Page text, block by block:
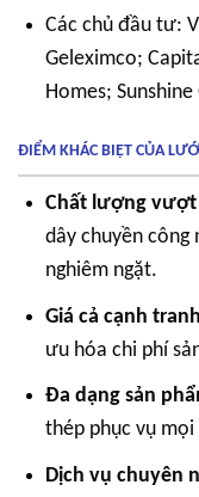
Các chủ đầu tư:
Geleximco;
Homes;
ĐIỂM KHÁC BIỆT CỦA
Chất lượng
dây chuyền
nghiêm ngặt.
Giá cả cạnh
ưu hóa chi phí
Đa dạng sản
thép phục vụ
Dịch vụ chuyên